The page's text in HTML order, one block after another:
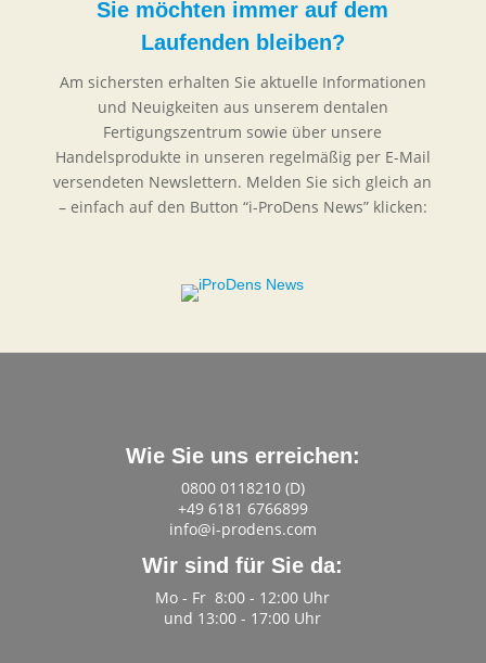
Sie möchten immer auf dem
Laufenden bleiben?
Am sichersten erhalten Sie aktuelle Informationen
und Neuigkeiten aus unserem dentalen
Fertigungszentrum sowie über unsere
Handelsprodukte in unseren regelmäßig per E-Mail
versendeten Newslettern. Melden Sie sich gleich an
– einfach auf den Button “i-ProDens News” klicken:
Wie Sie uns erreichen:
0800 0118210 (D)
+49 6181 6766899
info@i-prodens.com
Wir sind für Sie da:
Mo - Fr 8:00 - 12:00 Uhr
und 13:00 - 17:00 Uhr